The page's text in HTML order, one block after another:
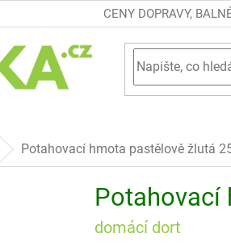
CENY DOPRAVY,
Potahovací hmota pastělově žlutá
Potahovací
domácí dort